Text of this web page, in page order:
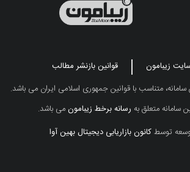
زیبامون
قوانین بازنشر مطالب
متناسب با قوانین جمهوری اسلامی ایران می باشد.
سامانه متعلق به رسانه برخط زیبامونمی باشد.
توسطکانون بازاریابی دیجیتال بهین آوا